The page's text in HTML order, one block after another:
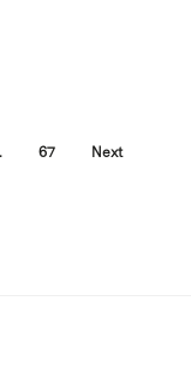
67 Next